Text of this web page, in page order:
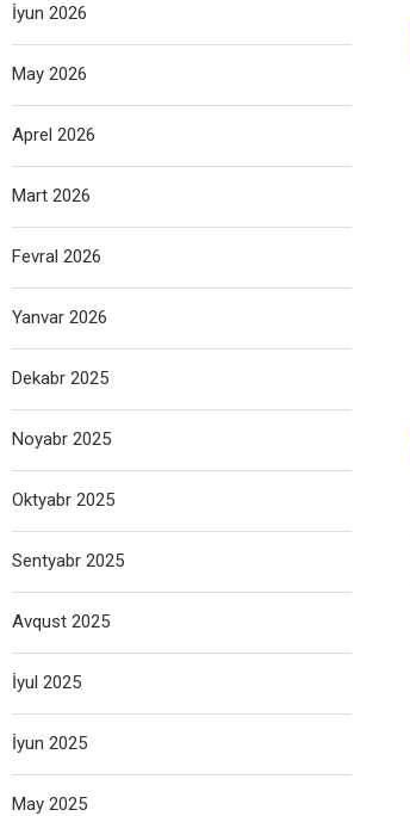
İyun 2026
May 2026
Aprel 2026
Mart 2026
Fevral 2026
Yanvar 2026
Dekabr 2025
Noyabr 2025
Oktyabr 2025
Sentyabr 2025
Avqust 2025
İyul 2025
İyun 2025
May 2025